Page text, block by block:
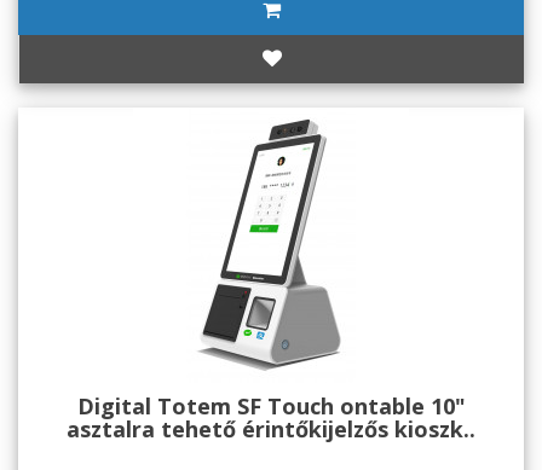
Digital Totem SF Touch ontable 10"
asztalra tehető érintőkijelzős kioszk..